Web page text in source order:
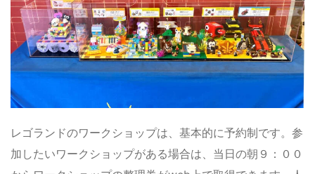
レゴランドのワークショップは、基本的に予約制です。参
加したいワークショップがある場合は、当日の朝９：００